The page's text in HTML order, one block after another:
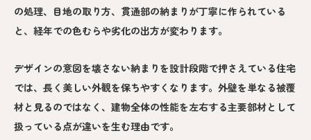
の処理、目地の取り方、貫通部の納まりが丁寧に作られている
と、経年での色むらや劣化の出方が変わります。
デザインの意図を壊さない納まりを設計段階で押さえている住宅
では、長く美しい外観を保ちやすくなります。外壁を単なる被覆
材と見るのではなく、建物全体の性能を左右する主要部材として
扱っている点が違いを生む理由です。